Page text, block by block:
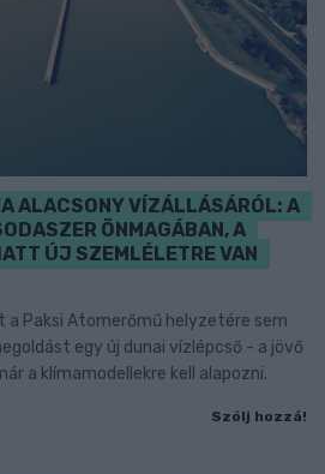
ALACSONY VÍZÁLLÁSÁRÓL: A
ÖNMAGÁBAN, A
ÚJ SZEMLÉLETRE VAN
a Paksi Atomerőmű helyzetére sem
egy új dunai vízlépcső - a jövő
a klímamodellekre kell alapozni.
Szólj hozzá!